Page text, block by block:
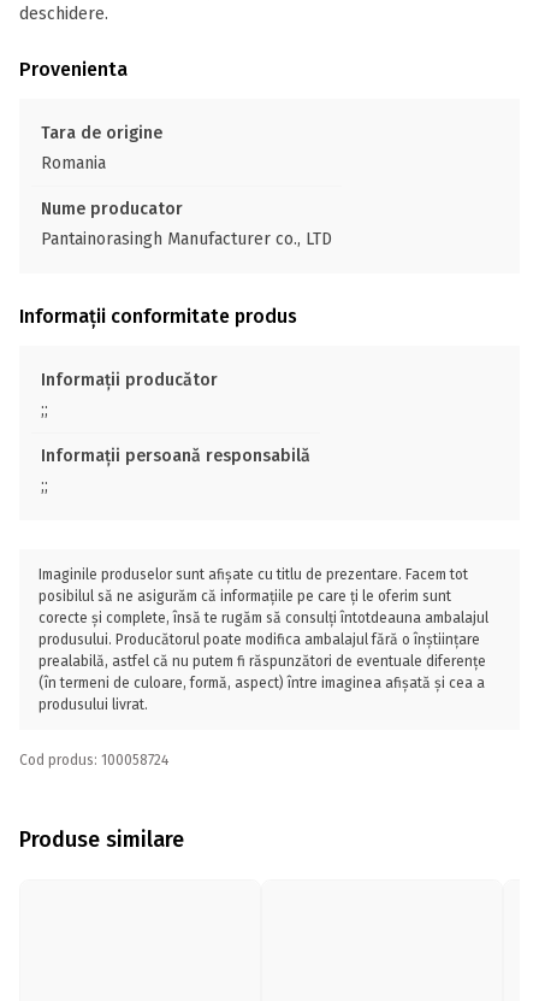
deschidere.
Provenienta
Tara de origine
Romania
Nume producator
Pantainorasingh Manufacturer co., LTD
Informații conformitate produs
Informații producător
;;
Informații persoană responsabilă
;;
Imaginile produselor sunt afișate cu titlu de prezentare. Facem tot
posibilul să ne asigurăm că informațiile pe care ți le oferim sunt
corecte și complete, însă te rugăm să consulți întotdeauna ambalajul
produsului. Producătorul poate modifica ambalajul fără o înștiințare
prealabilă, astfel că nu putem fi răspunzători de eventuale diferențe
(în termeni de culoare, formă, aspect) între imaginea afișată și cea a
produsului livrat.
Cod produs: 100058724
Produse similare